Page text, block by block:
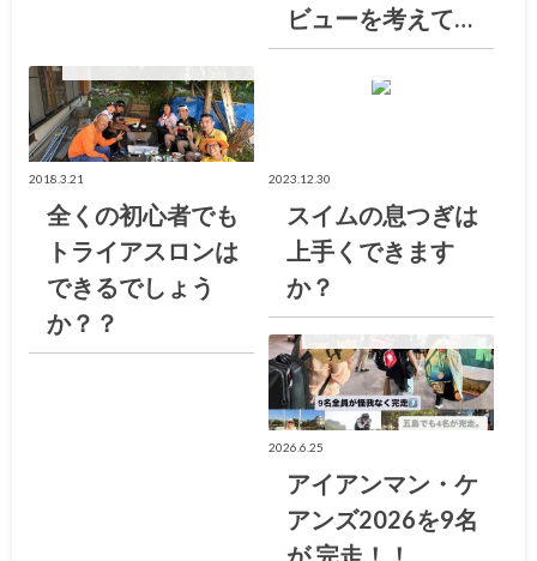
ビューを考えて…
大阪トライアスロン倶楽部ブログ
2018.3.21
全くの初心者でも
トライアスロンは
できるでしょう
か？？
2023.12.30
スイムの息つぎは
上手くできます
か？
大阪トライアスロン倶楽部ブログ
2026.6.25
アイアンマン・ケ
アンズ2026を9名
が 完走！！